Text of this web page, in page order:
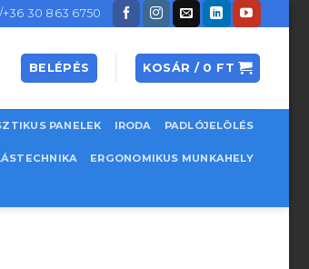
30 863 6750
BELÉPÉS KOSÁR / 0 FT
PANELEK IRODA PADLÓJELÖLÉS
ERGONOMIKUS MUNKAHELY